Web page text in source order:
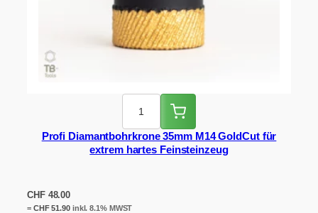
Profi Diamantbohrkrone 35mm M14 GoldCut für
extrem hartes Feinsteinzeug
CHF48.00
= CHF51.90inkl. 8.1% MWST